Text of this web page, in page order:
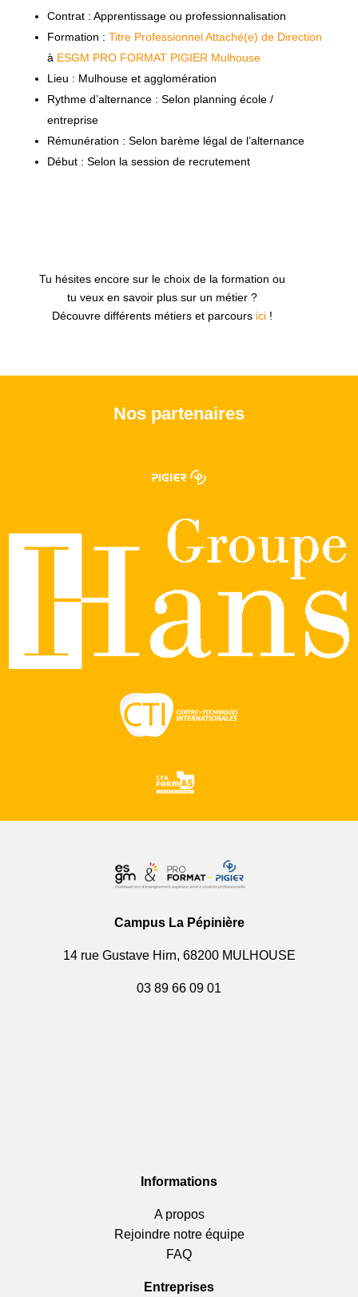
Contrat : Apprentissage ou professionnalisation
Formation : Titre Professionnel Attaché(e) de Direction
à ESGM PRO FORMAT PIGIER Mulhouse
Lieu : Mulhouse et agglomération
Rythme d’alternance : Selon planning école /
entreprise
Rémunération : Selon barème légal de l’alternance
Début : Selon la session de recrutement
Tu hésites encore sur le choix de la formation ou
tu veux en savoir plus sur un métier ?
Découvre différents métiers et parcours ici!
Nos partenaires
Campus La Pépinière
14 rue Gustave Hirn, 68200 MULHOUSE
03 89 66 09 01
Informations
A propos
Rejoindre notre équipe
FAQ
Entreprises